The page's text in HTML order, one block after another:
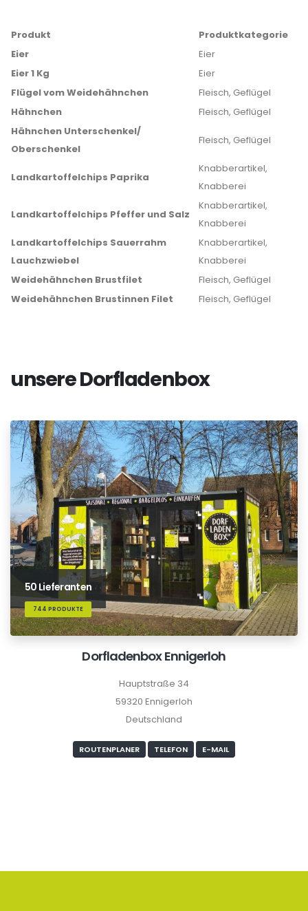
Produkt
Produktkategorie
Eier
Eier
Eier 1 Kg
Eier
Flügel vom Weidehähnchen
Fleisch, Geflügel
Hähnchen
Fleisch, Geflügel
Hähnchen Unterschenkel/
Oberschenkel
Fleisch, Geflügel
Landkartoffelchips Paprika
Knabberartikel,
Knabberei
Landkartoffelchips Pfeffer und Salz
Knabberartikel,
Knabberei
Landkartoffelchips Sauerrahm
Lauchzwiebel
Knabberartikel,
Knabberei
Weidehähnchen Brustfilet
Fleisch, Geflügel
Weidehähnchen Brustinnen Filet
Fleisch, Geflügel
unsere Dorfladenbox
50 Lieferanten
744 PRODUKTE
Dorfladenbox Ennigerloh
Hauptstraße 34
59320 Ennigerloh
Deutschland
ROUTENPLANER TELEFON E-MAIL